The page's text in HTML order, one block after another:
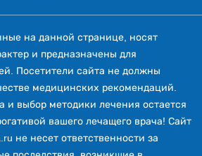
на данной странице, носят
и предназначены для
Посетители сайта не должны
медицинских рекомендаций.
и выбор методики лечения остается
вашего лечащего врача! Сайт
не несет ответственности за